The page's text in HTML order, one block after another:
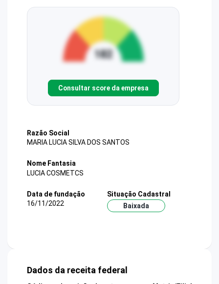
Consultar score da empresa
Razão Social
MARIA LUCIA SILVA DOS SANTOS
Nome Fantasia
LUCIA COSMETCS
Data de fundação
16/11/2022
Situação Cadastral
Baixada
Dados da receita federal